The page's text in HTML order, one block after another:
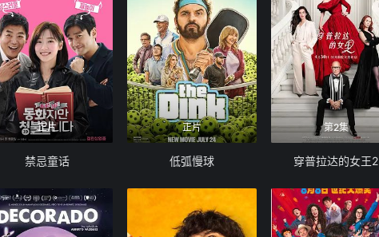
正片
禁忌童话
正片
低弧慢球
第2集
穿普拉达的女王2